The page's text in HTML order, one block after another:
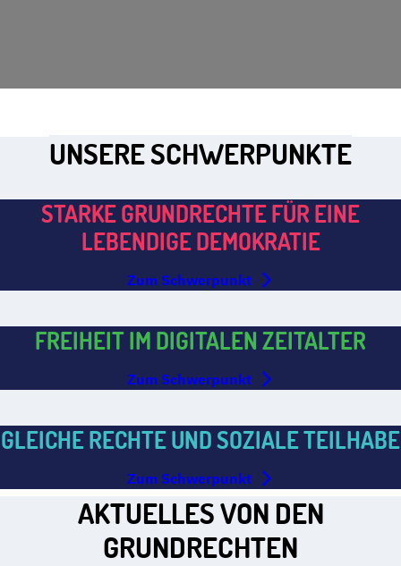
UNSERE SCHWERPUNKTE
STARKE GRUNDRECHTE FÜR EINE
LEBENDIGE DEMOKRATIE
Zum Schwerpunkt
FREIHEIT IM DIGITALEN ZEITALTER
Zum Schwerpunkt
GLEICHE RECHTE UND SOZIALE TEILHABE
Zum Schwerpunkt
AKTUELLES VON DEN
GRUNDRECHTEN